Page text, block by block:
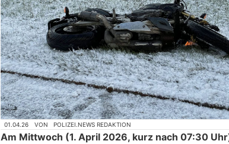
01.04.26 VON POLIZEI.NEWS REDAKTION
Am Mittwoch (1. April 2026, kurz nach 07:30